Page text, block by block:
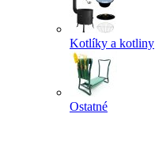
Kotlíky a kotliny
Ostatné